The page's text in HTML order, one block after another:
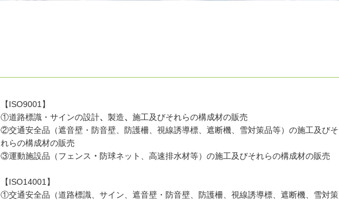
【ISO9001】
①道路標識・サインの設計、 製造、 施工及びそれらの構成材の販売
②交通安全品（遮音壁・防音壁、防護柵、視線誘導標、遮断機、雪対策品等）の施工及びそ
れらの構成材の販売
③運動施設品（フェンス ・ 防球ネット、高速排水材等） の施工及びそれらの構成材の販売
【ISO14001】
①交通安全品（道路標識、サイン、遮音壁・防音壁、防護柵、視線誘導標、遮断機、雪対策